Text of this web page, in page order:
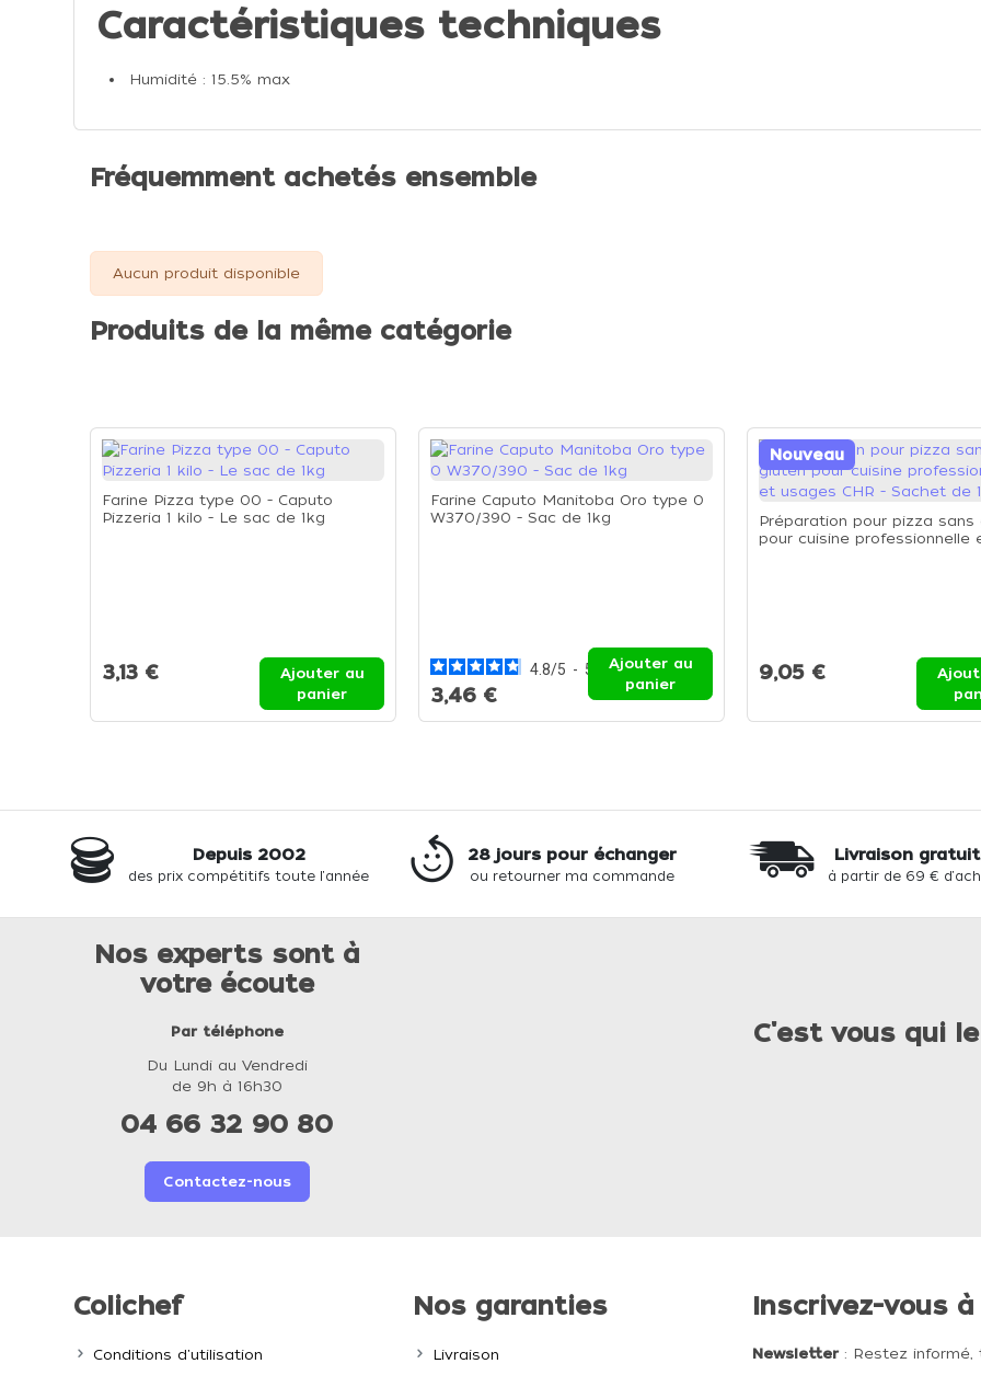
Caractéristiques techniques
Humidité : 15.5% max
Fréquemment achetés ensemble
Aucun produit disponible
Produits de la même catégorie
Farine Pizza type 00 - Caputo
Pizzeria 1 kilo - Le sac de 1kg
3,13 €
Ajouter au
panier
Farine Caputo Manitoba Oro type 0
W370/390 - Sac de 1kg
4.8/5 - 5 avis
3,46 €
Ajouter au
panier
Nouveau
Préparation pour pizza sans
pour cuisine professionnelle
9,05 €
Depuis 2002
des prix compétitifs toute l'année
28 jours pour échanger
ou retourner ma commande
Livraison
à partir de 69 €
Nos experts sont à
votre écoute
Par téléphone
Du Lundi au Vendredi
de 9h à 16h30
04 66 32 90 80
Contactez-nous
C'est vous qui
Colichef
Conditions d'utilisation
Nos garanties
Livraison
Inscrivez-vous
Newsletter: Restez informé,